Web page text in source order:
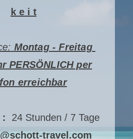
k e i t
Montag - Freitag
PERSÖNLICH per
erreichbar
24 Stunden / 7 Tage
travel.com